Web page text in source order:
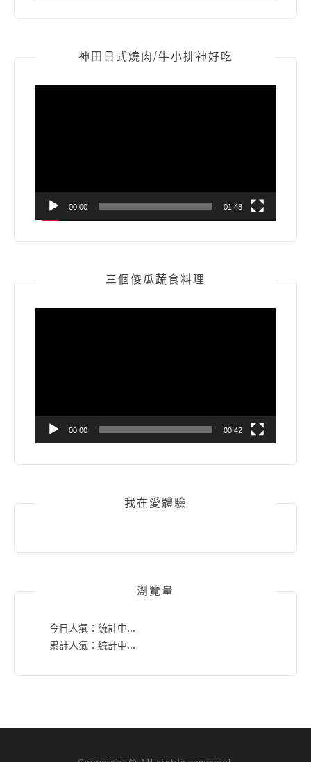
神田日式燒肉/牛小排神好吃
00:00 01:48
三個傻瓜蔬食料理
00:00 00:42
我在愛體驗
瀏覽量
今日人氣： 統計中...
累計人氣： 統計中...